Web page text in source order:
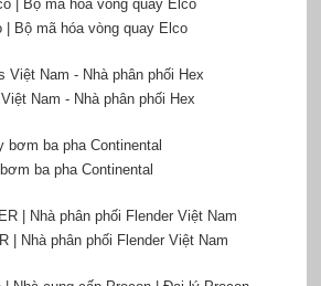
| Bộ mã hóa vòng quay Elco
Nam - Nhà phân phối Hex
ba pha Continental
| Nhà phân phối Flender Việt Nam